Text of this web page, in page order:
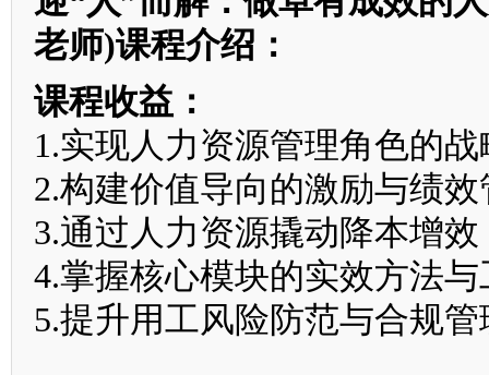
老师)课程介绍：
课程收益：
1.实现人力资源管理角色的
2.构建价值导向的激励与绩
3.通过人力资源撬动降本增效
4.掌握核心模块的实效方法与
5.提升用工风险防范与合规